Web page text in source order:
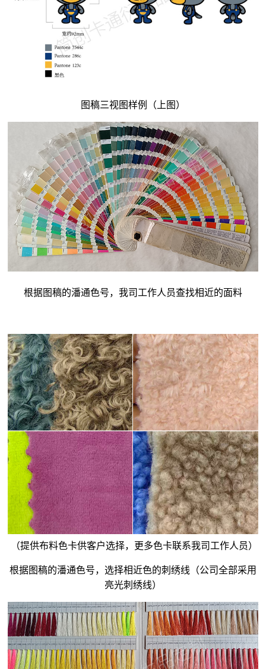
图稿三视图样例（上图）
根据图稿的潘通色号，我司工作人员查找相近的面料
（提供布料色卡供客户选择，更多色卡联系我司工作人员）
根据图稿的潘通色号，选择相近色的刺绣线（公司全部采用
亮光刺绣线）